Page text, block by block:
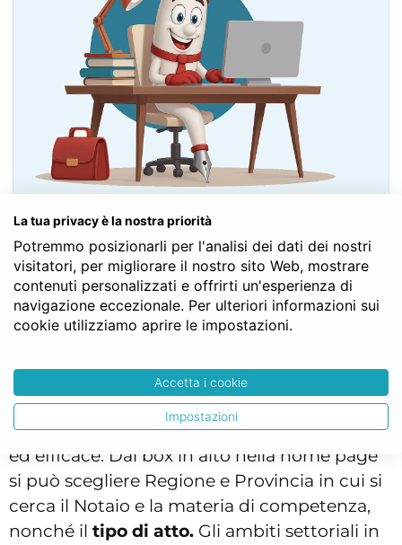
Contatta il Notaio Gratis
Fai un PREVENTIVO
Atto di Acquisto Casa: quali dati
possono servire al Notaio
Il funzionamento di Notaio Facile è intuitivo
ed efficace. Dal box in alto nella home page
si può scegliere Regione e Provincia in cui si
cerca il Notaio e la materia di competenza,
nonché il tipo di atto. Gli ambiti settoriali in
La tua privacy è la nostra priorità
Potremmo posizionarli per l'analisi dei dati dei nostri
visitatori, per migliorare il nostro sito Web, mostrare
contenuti personalizzati e offrirti un'esperienza di
navigazione eccezionale. Per ulteriori informazioni sui
cookie utilizziamo aprire le impostazioni.
Accetta i cookie
Impostazioni